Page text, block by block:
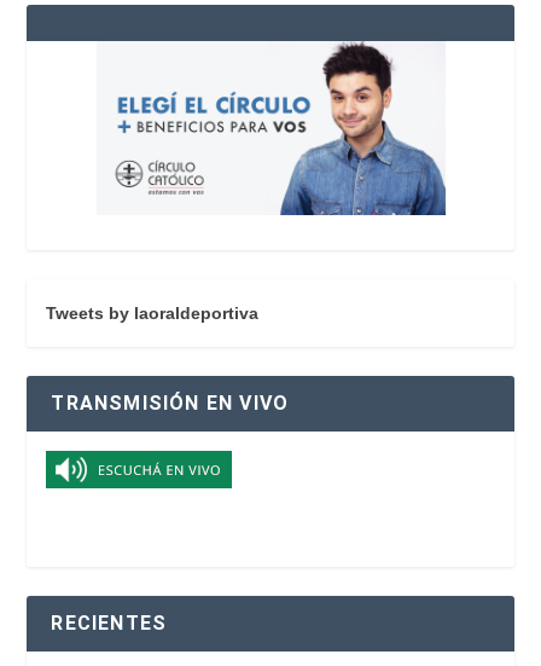
Tweets by laoraldeportiva
TRANSMISIÓN EN VIVO
RECIENTES